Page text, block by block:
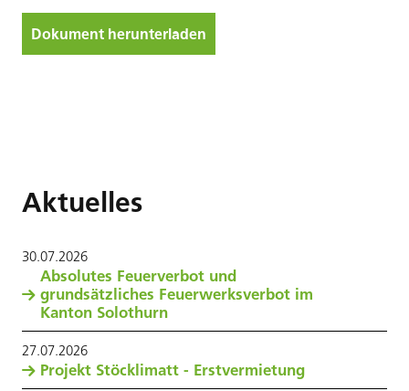
Dokument herunterladen
Aktuelles
30.07.2026
Absolutes Feuerverbot und
grundsätzliches Feuerwerksverbot im
Kanton Solothurn
27.07.2026
Projekt Stöcklimatt - Erstvermietung